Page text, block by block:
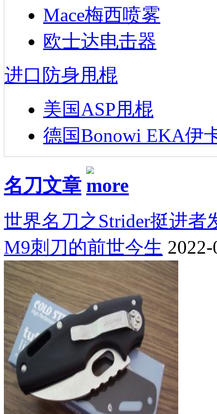
Mace梅西喷雾
欧士达电击器
进口防身甩棍
美国ASP甩棍
德国Bonowi EKA伊
名刀文章
世界名刀之Strider挺进者
M9刺刀的前世今生